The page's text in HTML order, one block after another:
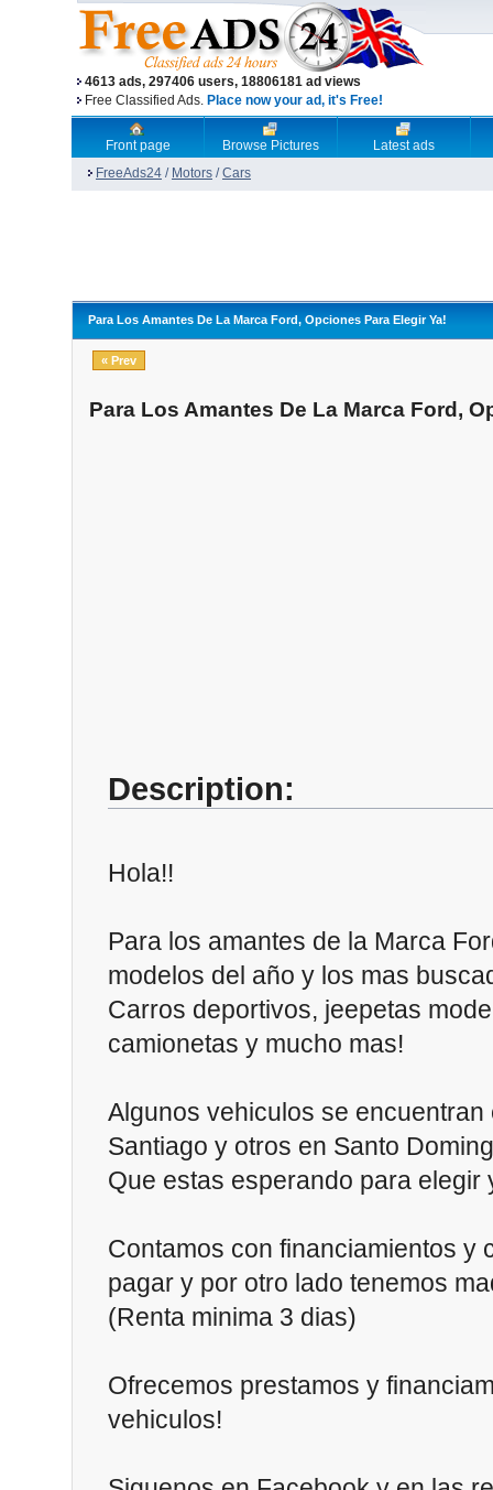
4613 ads, 297406 users, 18806181 ad views
Free Classified Ads. Place now your ad, it's Free!
Front page Browse Pictures
Latest ads
FreeAds24 / Motors /Cars
Para Los Amantes De La Marca Ford, Opciones Para Elegir Ya!
« Prev
Para Los Amantes De La Marca Ford,
Description:
Hola!!
Para los amantes de la Marca
modelos del año y los mas
Carros deportivos, jeepetas
camionetas y mucho mas!
Algunos vehiculos se
Santiago y otros en Santo
Que estas esperando para elegir
Contamos con financiamientos y
pagar y por otro lado tenemos
(Renta minima 3 dias)
Ofrecemos prestamos y
vehiculos!